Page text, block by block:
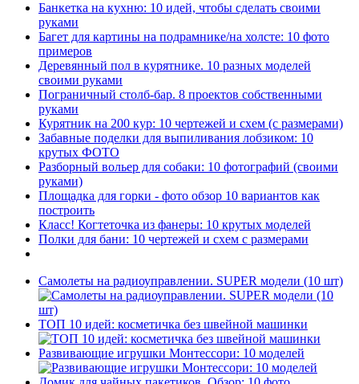
Банкетка на кухню: 10 идей, чтобы сделать своими
руками
Багет для картины на подрамнике/на холсте: 10 фото
примеров
Деревянный пол в курятнике. 10 разных моделей
своими руками
Пограничный столб-бар. 8 проектов собственными
руками
Курятник на 200 кур: 10 чертежей и схем (с размерами)
Забавные поделки для выпиливания лобзиком: 10
крутых ФОТО
Разборный вольер для собаки: 10 фотографий (своими
руками)
Площадка для горки - фото обзор 10 вариантов как
построить
Класс! Когтеточка из фанеры: 10 крутых моделей
Полки для бани: 10 чертежей и схем с размерами
Самолеты на радиоуправлении. SUPER модели (10 шт)
ТОП 10 идей: косметичка без швейной машинки
Развивающие игрушки Монтессори: 10 моделей